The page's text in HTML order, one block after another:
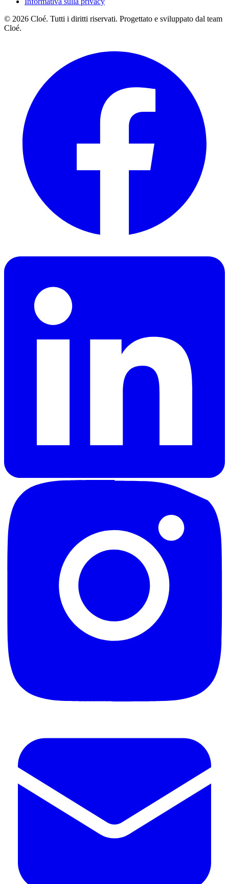
© 2026 Cloé. Tutti i diritti riservati. Progettato e sviluppato dal team
Cloé.